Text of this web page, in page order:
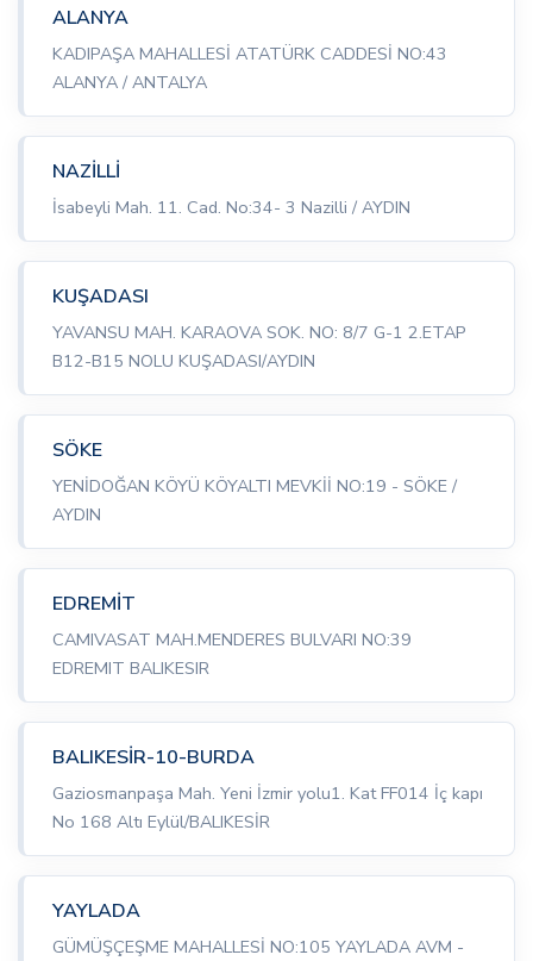
ALANYA
KADIPAŞA MAHALLESİ ATATÜRK CADDESİ NO:43
ALANYA / ANTALYA
NAZİLLİ
İsabeyli Mah. 11. Cad. No:34- 3 Nazilli / AYDIN
KUŞADASI
YAVANSU MAH. KARAOVA SOK. NO: 8/7 G-1 2.ETAP
B12-B15 NOLU KUŞADASI/AYDIN
SÖKE
YENİDOĞAN KÖYÜ KÖYALTI MEVKİİ NO:19 - SÖKE /
AYDIN
EDREMİT
CAMIVASAT MAH.MENDERES BULVARI NO:39
EDREMIT BALIKESIR
BALIKESİR-10-BURDA
Gaziosmanpaşa Mah. Yeni İzmir yolu1. Kat FF014 İç kapı
No 168 Altı Eylül/BALIKESİR
YAYLADA
GÜMÜŞÇEŞME MAHALLESİ NO:105 YAYLADA AVM -